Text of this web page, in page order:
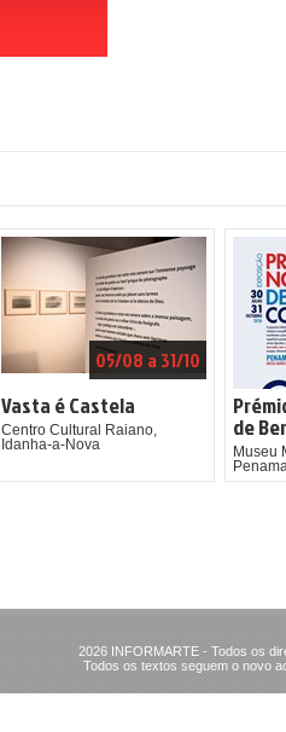
05/08 a 31/10
Vasta é Castela
Centro Cultural Raiano,
Idanha-a-Nova
de
Museu
2026 INFORMARTE - Todos os
Todos os textos seguem o novo